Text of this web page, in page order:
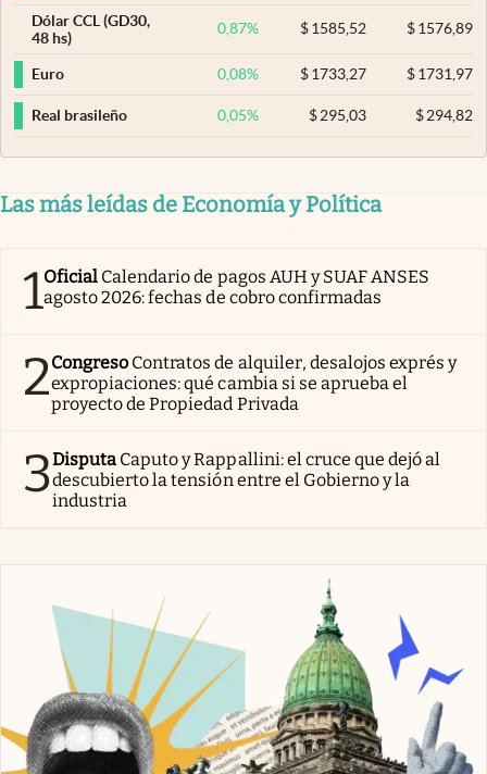
Dólar CCL (GD30,
48 hs)
0,87% $ 1585,52 $1576,89
Euro 0,08% $ 1733,27 $1731,97
Real brasileño 0,05% $ 295,03 $294,82
Las más leídas de Economía y Política
1Oficial Calendario de pagos AUH y SUAF ANSES
agosto 2026: fechas de cobro confirmadas
2Congreso Contratos de alquiler, desalojos exprés y
expropiaciones: qué cambia si se aprueba el
proyecto de Propiedad Privada
3Disputa Caputo y Rappallini: el cruce que dejó al
descubierto la tensión entre el Gobierno y la
industria